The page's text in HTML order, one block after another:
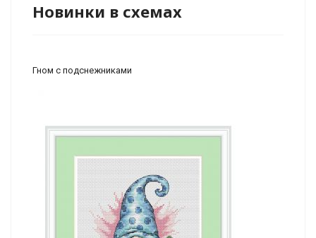
Новинки в схемах
Гном с подснежниками